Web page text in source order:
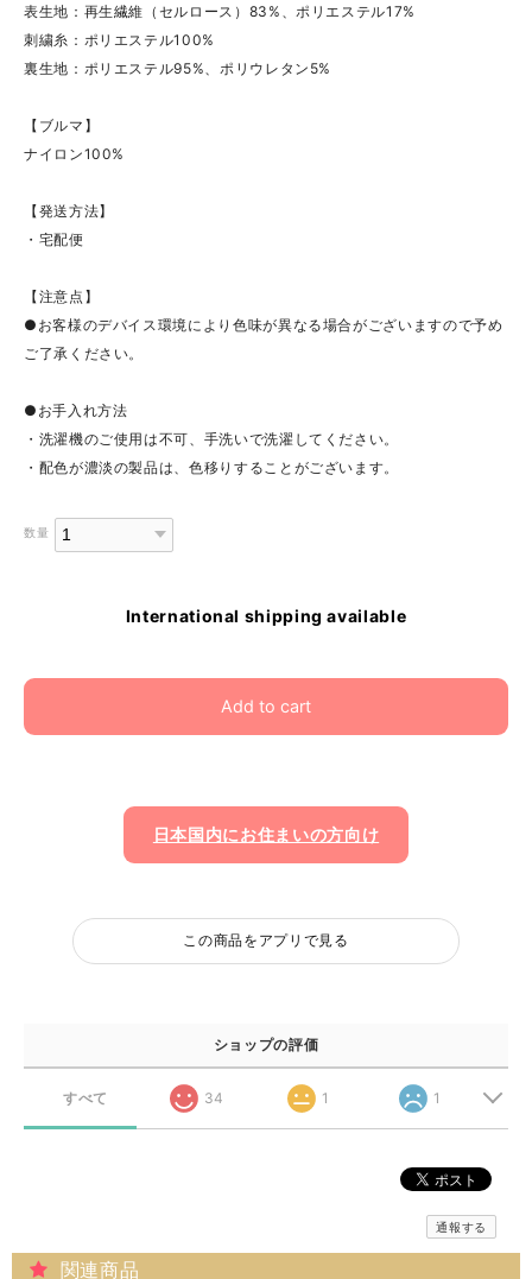
表生地：再生繊維（セルロース）83%、ポリエステル17%
刺繍糸：ポリエステル100%
裏生地：ポリエステル95%、ポリウレタン5%
【ブルマ】
ナイロン100%
【発送方法】
・宅配便
【注意点】
●お客様のデバイス環境により色味が異なる場合がございますので予め
ご了承ください。
●お手入れ方法
・洗濯機のご使用は不可、手洗いで洗濯してください。
・配色が濃淡の製品は、色移りすることがございます。
数量
International shipping available
Add to cart
日本国内にお住まいの方向け
この商品をアプリで見る
ショップの評価
すべて 34 1 1
通報する
関連商品